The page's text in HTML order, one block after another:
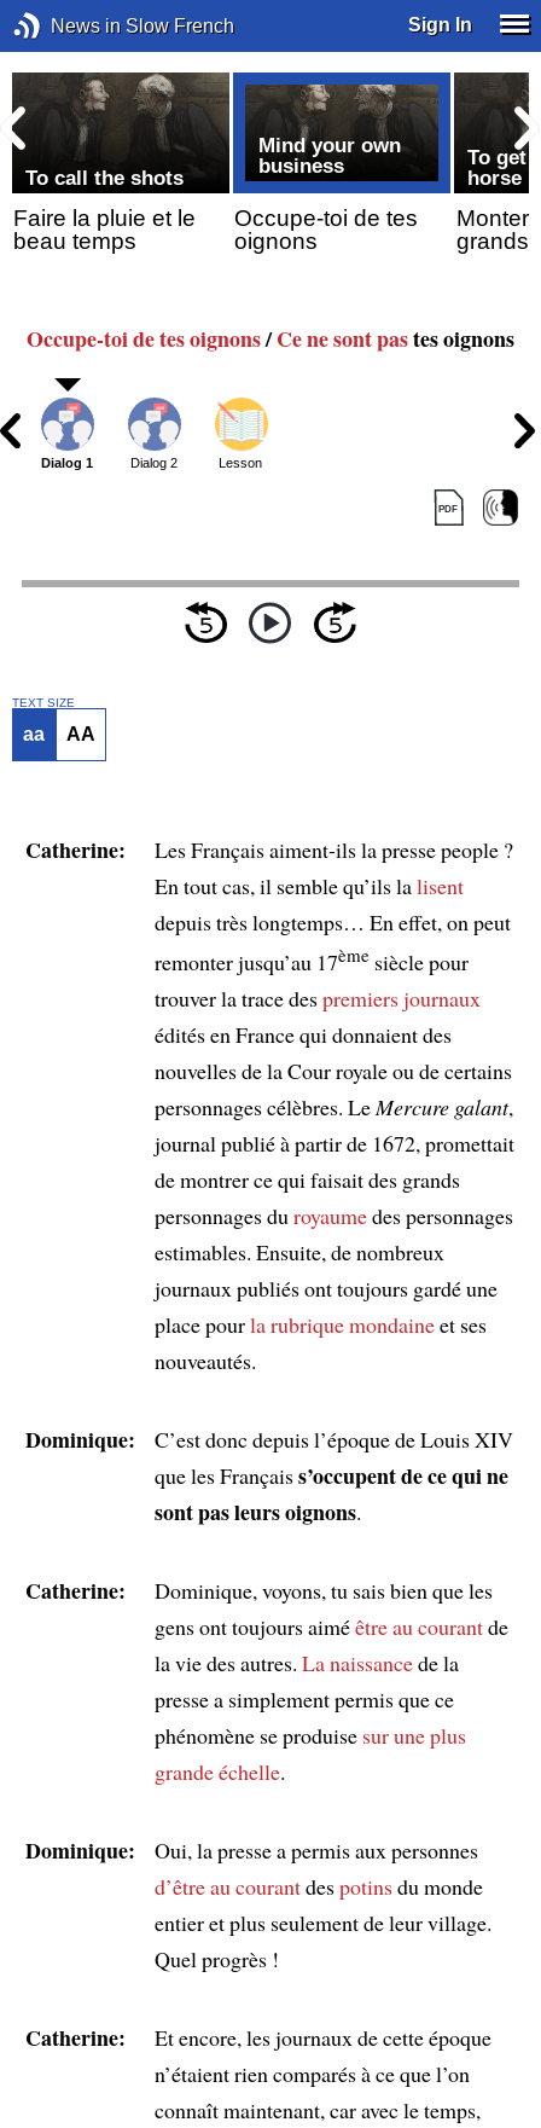
News in Slow French Sign In
To call the shots
Faire la pluie et le
beau temps
Mind your own
business
Occupe-toi de tes
oignons
To get
horse
Monter
grands
Occupe-toi detes oignons/Ce ne sont pastes oignons
Dialog 1 Dialog 2 Lesson
TEXT SIZE
aa AA
Catherine:
Les Français aiment-ils la presse people ?
En tout cas, il semble qu’ils lalisent
depuis très longtemps… En effet, on peut
remonter jusqu’au 17èmesiècle pour
trouver la trace despremiers journaux
édités en France qui donnaient des
nouvelles de la Cour royale ou de certains
personnages célèbres. Le Mercure galant,
journal publié à partir de 1672, promettait
de montrer ce qui faisait des grands
personnages du royaumedes personnages
estimables. Ensuite, de nombreux
journaux publiés ont toujours gardé une
place pourla rubrique mondaineet ses
nouveautés.
Dominique:
C’est donc depuis l’époque de Louis XIV
que les Françaiss’occupent de ce qui ne
sont pas leurs oignons.
Catherine:
Dominique, voyons, tu sais bien que les
gens ont toujours aiméêtre au courantde
la vie des autres. La naissancede la
presse a simplement permis que ce
phénomène se produise sur une plus
grande échelle.
Dominique:
Oui, la presse a permis aux personnes
d’être au courantdespotinsdu monde
entier et plus seulement de leur village.
Quel progrès !
Catherine:
Et encore, les journaux de cette époque
n’étaient rien comparés à ce que l’on
connaît maintenant, car avec le temps,